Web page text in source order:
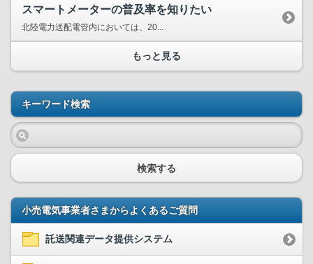
スマートメーターの普及率を知りたい
北陸電力送配電管内においては、20...
もっと見る
キーワード検索
検索する
小売電気事業者さまからよくあるご質問
託送関連データ提供システム